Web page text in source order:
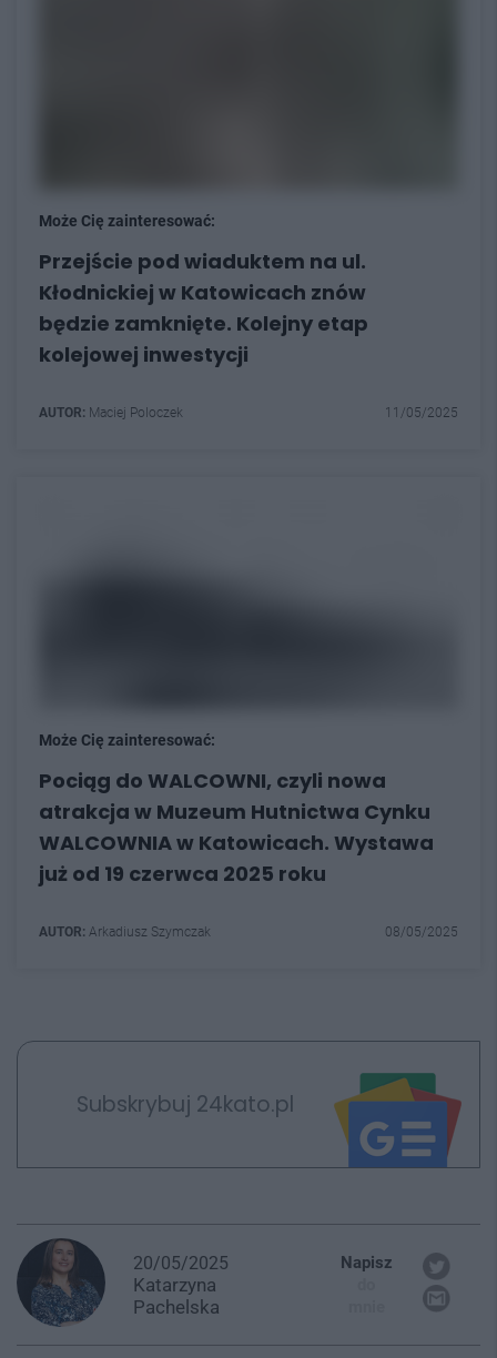
Może Cię zainteresować:
Przejście pod wiaduktem na ul.
Kłodnickiej w Katowicach znów
będzie zamknięte. Kolejny etap
kolejowej inwestycji
AUTOR: Maciej Poloczek 11/05/2025
Może Cię zainteresować:
Pociąg do WALCOWNI, czyli nowa
atrakcja w Muzeum Hutnictwa Cynku
WALCOWNIA w Katowicach. Wystawa
już od 19 czerwca 2025 roku
AUTOR: Arkadiusz Szymczak 08/05/2025
Subskrybuj 24kato.pl
20/05/2025
Katarzyna
Pachelska
Napisz